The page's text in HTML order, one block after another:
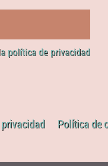
política de privacidad
Política de